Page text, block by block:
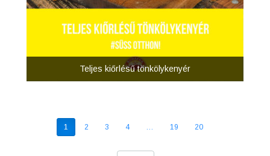
Teljes kiőrlésű tönkölykenyér
1 2 3 4 … 19 20